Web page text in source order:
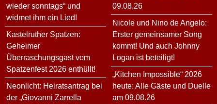
wieder sonntags“ und
widmet ihm ein Lied!
Kastelruther Spatzen:
Geheimer
Überraschungsgast vom
Spatzenfest 2026 enthüllt!
Neonlicht: Heiratsantrag bei
der „Giovanni Zarrella
09.08.26
Nicole und Nino de Angelo:
Erster gemeinsamer Song
kommt! Und auch Johnny
Logan ist beteiligt!
„Kitchen Impossible“ 2026
heute: Alle Gäste und Duelle
am 09.08.26